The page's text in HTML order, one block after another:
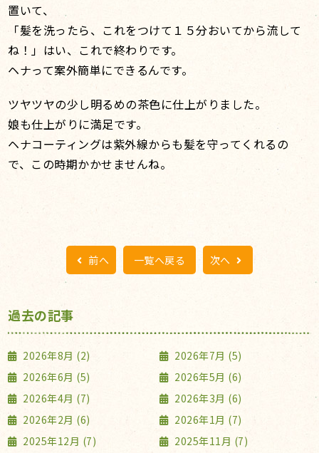
置いて、
「髪を洗ったら、これをつけて１５分おいてから流して
ね！」はい、これで終わりです。
ヘナって案外簡単にできるんです。
ツヤツヤの少し明るめの茶色に仕上がりました。
娘も仕上がりに満足です。
ヘナコーティングは紫外線からも髪を守ってくれるの
で、この時期かかせませんね。
前へ 一覧へ戻る 次へ
過去の記事
2026年8月 (2)
2026年7月 (5)
2026年6月 (5)
2026年5月 (6)
2026年4月 (7)
2026年3月 (6)
2026年2月 (6)
2026年1月 (7)
2025年12月 (7)
2025年11月 (7)